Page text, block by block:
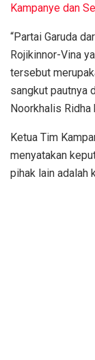
Kampanye dan
“Partai Garuda
Rojikinnor-Vina
tersebut
sangkut pautnya
Noorkhalis
Ketua Tim
menyatakan
pihak lain adalah